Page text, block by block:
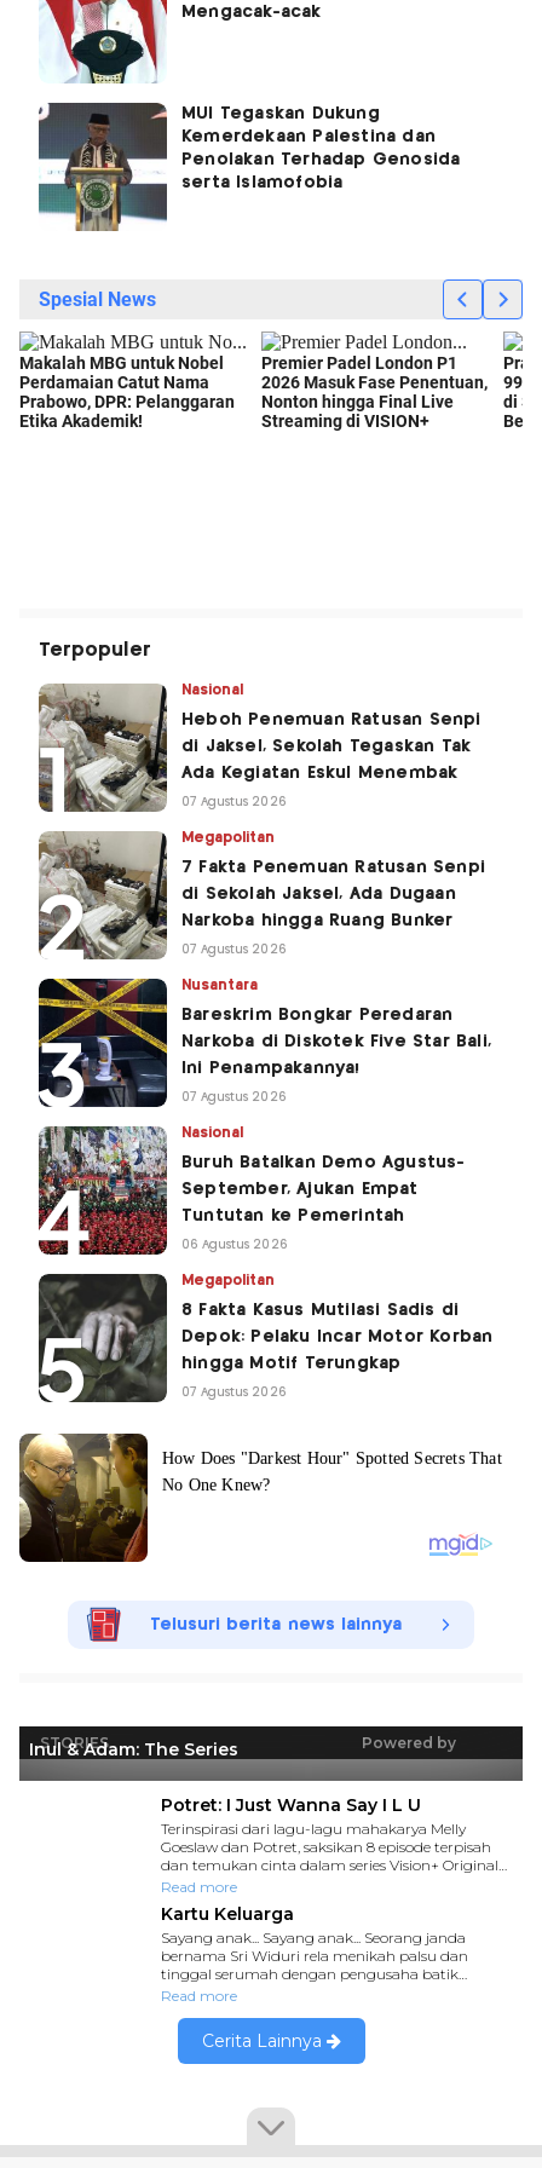
Mengacak-acak
MUI Tegaskan Dukung
Kemerdekaan Palestina dan
Penolakan Terhadap Genosida
serta Islamofobia
Terpopuler
Nasional
Heboh Penemuan Ratusan Senpi
di Jaksel, Sekolah Tegaskan Tak
Ada Kegiatan Eskul Menembak
07 Agustus 2026
Megapolitan
7 Fakta Penemuan Ratusan Senpi
di Sekolah Jaksel, Ada Dugaan
Narkoba hingga Ruang Bunker
07 Agustus 2026
Nusantara
Bareskrim Bongkar Peredaran
Narkoba di Diskotek Five Star Bali,
Ini Penampakannya!
07 Agustus 2026
Nasional
Buruh Batalkan Demo Agustus-
September, Ajukan Empat
Tuntutan ke Pemerintah
06 Agustus 2026
Megapolitan
8 Fakta Kasus Mutilasi Sadis di
Depok: Pelaku Incar Motor Korban
hingga Motif Terungkap
07 Agustus 2026
Telusuri berita news lainnya